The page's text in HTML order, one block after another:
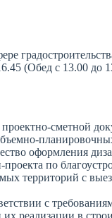
(Обед с 13.00 до
сметной
оформления
по
территорий с
с